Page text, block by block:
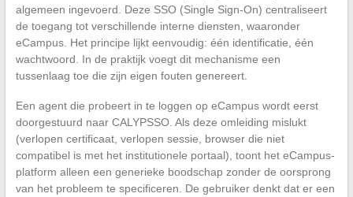
algemeen ingevoerd. Deze SSO (Single Sign-On) centraliseert
de toegang tot verschillende interne diensten, waaronder
eCampus. Het principe lijkt eenvoudig: één identificatie, één
wachtwoord. In de praktijk voegt dit mechanisme een
tussenlaag toe die zijn eigen fouten genereert.
Een agent die probeert in te loggen op eCampus wordt eerst
doorgestuurd naar CALYPSSO. Als deze omleiding mislukt
(verlopen certificaat, verlopen sessie, browser die niet
compatibel is met het institutionele portaal), toont het eCampus-
platform alleen een generieke boodschap zonder de oorsprong
van het probleem te specificeren. De gebruiker denkt dat er een